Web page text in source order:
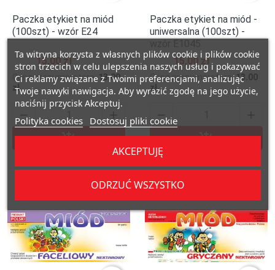
Paczka etykiet na miód
(100szt) - wzór E24
15,00 zł
Cena prenumeratora:13.00
zł

Dodaj do koszyka
Paczka etykiet na miód -
uniwersalna (100szt) -
15,00 zł
Cena prenumeratora:13.00
zł

Dodaj do
Ta witryna korzysta z własnych plików cookie i plików cookie
stron trzecich w celu ulepszenia naszych usług i pokazywać
Ci reklamy związane z Twoimi preferencjami, analizując
Twoje nawyki nawigacja. Aby wyrazić zgodę na jego użycie,
naciśnij przycisk Akceptuj.
Polityka cookies Dostosuj pliki cookie
ODRZUĆ WSZYSTKO
AKCEPTUJĘ